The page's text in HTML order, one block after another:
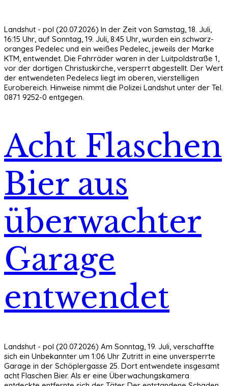
Landshut - pol (20.07.2026) In der Zeit von Samstag, 18. Juli,
16:15 Uhr, auf Sonntag, 19. Juli, 8:45 Uhr, wurden ein schwarz-
oranges Pedelec und ein weißes Pedelec, jeweils der Marke
KTM, entwendet. Die Fahrräder waren in der Luitpoldstraße 1,
vor der dortigen Christuskirche, versperrt abgestellt. Der Wert
der entwendeten Pedelecs liegt im oberen, vierstelligen
Eurobereich. Hinweise nimmt die Polizei Landshut unter der Tel.
0871 9252-0 entgegen.
Acht Flaschen
Bier aus
überwachter
Garage
entwendet
Landshut - pol (20.07.2026) Am Sonntag, 19. Juli, verschaffte
sich ein Unbekannter um 1:06 Uhr Zutritt in eine unversperrte
Garage in der Schöplergasse 25. Dort entwendete insgesamt
acht Flaschen Bier. Als er eine Überwachungskamera